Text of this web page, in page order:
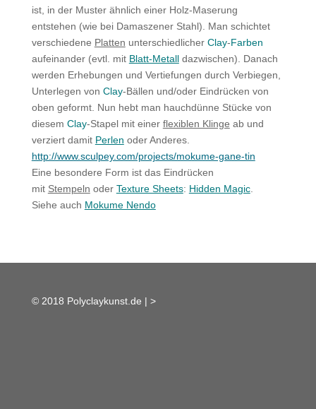
ist, in der Muster ähnlich einer Holz-Maserung
entstehen (wie bei Damaszener Stahl). Man schichtet
verschiedene Platten unterschiedlicher Clay-Farben
aufeinander (evtl. mit Blatt-Metalldazwischen). Danach
werden Erhebungen und Vertiefungen durch Verbiegen,
Unterlegen von Clay-Bällen und/oder Eindrücken von
oben geformt. Nun hebt man hauchdünne Stücke von
diesem Clay-Stapel mit einer flexiblen Klinge ab und
verziert damit Perlen oder Anderes.
http://www.sculpey.com/projects/mokume-gane-tin
Eine besondere Form ist das Eindrücken
mit Stempeln oder Texture Sheets: Hidden Magic.
Siehe auch Mokume Nendo
© 2018 Polyclaykunst.de | >